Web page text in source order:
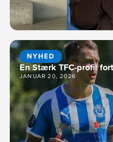
NYHED
En Stærk TFC-profil
JANUAR 20, 2026